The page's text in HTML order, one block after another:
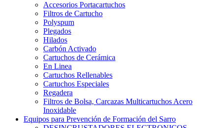
Accesorios Portacartuchos
Filtros de Cartucho
Polyspum
Plegados
Hilados
Carbón Activado
Cartuchos de Cerámica
En Linea
Cartuchos Rellenables
Cartuchos Especiales
Regadera
Filtros de Bolsa, Carcazas Multicartuchos Acero
Inoxidable
Equipos para Prevención de Formación del Sarro